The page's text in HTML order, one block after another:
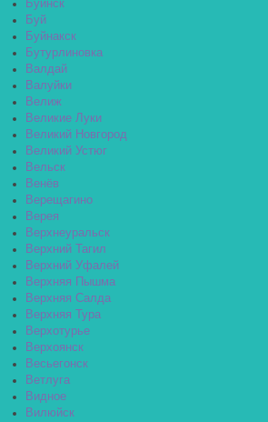
Буинск
Буй
Буйнакск
Бутурлиновка
Валдай
Валуйки
Велиж
Великие Луки
Великий Новгород
Великий Устюг
Вельск
Венёв
Верещагино
Верея
Верхнеуральск
Верхний Тагил
Верхний Уфалей
Верхняя Пышма
Верхняя Салда
Верхняя Тура
Верхотурье
Верхоянск
Весьегонск
Ветлуга
Видное
Вилюйск